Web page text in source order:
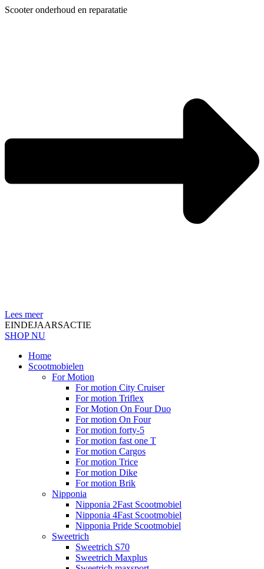
Ga
Scooter onderhoud en reparatatie
Lees meer
EINDEJAARSACTIE
SHOP NU
Home
Scootmobielen
For Motion
For motion City Cruiser
For motion Triflex
For Motion On Four Duo
For motion On Four
For motion forty-5
For motion fast one T
For motion Cargos
For motion Trice
For motion Dike
For motion Brik
Nipponia
Nipponia 2Fast Scootmobiel
Nipponia 4Fast Scootmobiel
Nipponia Pride Scootmobiel
Sweetrich
Sweetrich S70
Sweetrich Maxplus